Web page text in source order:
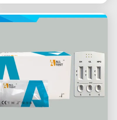
eenvoudige visuele